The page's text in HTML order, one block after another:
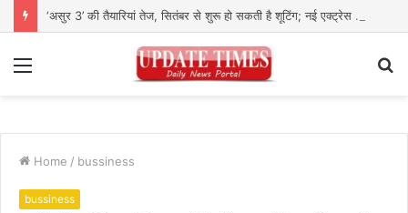
‘असुर 3’ की तैयारियां तेज, सितंबर से शुरू हो सकती है शूटिंग; नई एक्ट्रेस की होगी एंट्री
Home / bussiness
bussiness